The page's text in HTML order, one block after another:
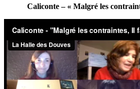
Caliconte – « Malgré les